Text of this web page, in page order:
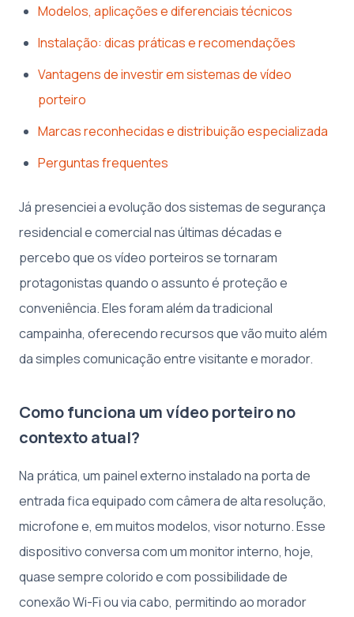
Modelos, aplicações e diferenciais técnicos
Instalação: dicas práticas e recomendações
Vantagens de investir em sistemas de vídeo
porteiro
Marcas reconhecidas e distribuição especializada
Perguntas frequentes
Já presenciei a evolução dos sistemas de segurança
residencial e comercial nas últimas décadas e
percebo que os vídeo porteiros se tornaram
protagonistas quando o assunto é proteção e
conveniência. Eles foram além da tradicional
campainha, oferecendo recursos que vão muito além
da simples comunicação entre visitante e morador.
Como funciona um vídeo porteiro no
contexto atual?
Na prática, um painel externo instalado na porta de
entrada fica equipado com câmera de alta resolução,
microfone e, em muitos modelos, visor noturno. Esse
dispositivo conversa com um monitor interno, hoje,
quase sempre colorido e com possibilidade de
conexão Wi-Fi ou via cabo, permitindo ao morador